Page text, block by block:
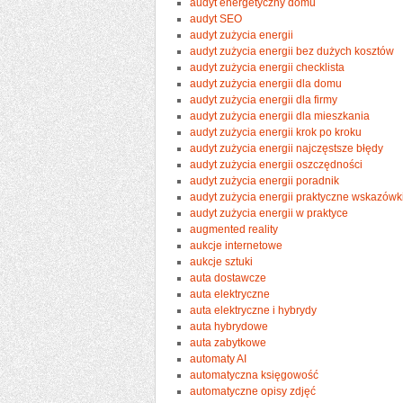
audyt SEO
audyt zużycia energii
audyt zużycia energii bez dużych kosztów
audyt zużycia energii checklista
audyt zużycia energii dla domu
audyt zużycia energii dla firmy
audyt zużycia energii dla mieszkania
audyt zużycia energii krok po kroku
audyt zużycia energii najczęstsze błędy
audyt zużycia energii oszczędności
audyt zużycia energii poradnik
audyt zużycia energii praktyczne
audyt zużycia energii w praktyce
augmented reality
aukcje internetowe
aukcje sztuki
auta dostawcze
auta elektryczne
auta elektryczne i hybrydy
auta hybrydowe
auta zabytkowe
automaty AI
automatyczna księgowość
automatyczne opisy zdjęć